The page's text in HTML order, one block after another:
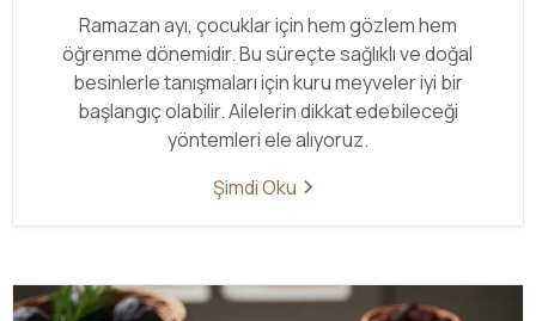
Ramazan ayı, çocuklar için hem gözlem hem
öğrenme dönemidir. Bu süreçte sağlıklı ve doğal
besinlerle tanışmaları için kuru meyveler iyi bir
başlangıç olabilir. Ailelerin dikkat edebileceği
yöntemleri ele alıyoruz.
Şimdi Oku